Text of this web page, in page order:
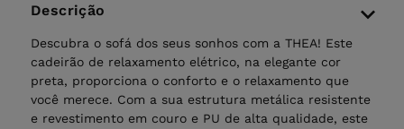
Descrição
Descubra o sofá dos seus sonhos com a THEA! Este
cadeirão de relaxamento elétrico, na elegante cor
preta, proporciona o conforto e o relaxamento que
você merece. Com a sua estrutura metálica resistente
e revestimento em couro e PU de alta qualidade, este